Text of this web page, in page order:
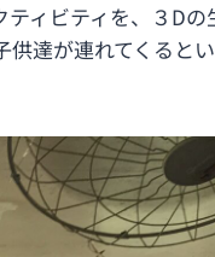
ィビティを、３D
達が連れてくると